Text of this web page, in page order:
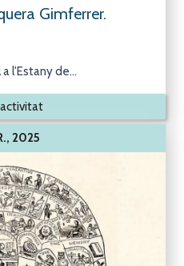
Gimferrer.
l'Estany de...
2025